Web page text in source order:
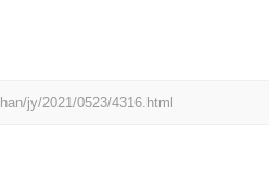
jy/2021/0523/4316.html